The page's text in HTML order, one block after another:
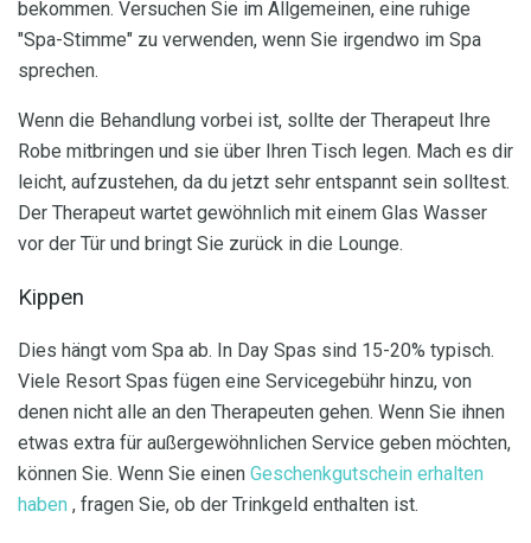
bekommen. Versuchen Sie im Allgemeinen, eine ruhige
"Spa-Stimme" zu verwenden, wenn Sie irgendwo im Spa
sprechen.
Wenn die Behandlung vorbei ist, sollte der Therapeut Ihre
Robe mitbringen und sie über Ihren Tisch legen. Mach es dir
leicht, aufzustehen, da du jetzt sehr entspannt sein solltest.
Der Therapeut wartet gewöhnlich mit einem Glas Wasser
vor der Tür und bringt Sie zurück in die Lounge.
Kippen
Dies hängt vom Spa ab. In Day Spas sind 15-20% typisch.
Viele Resort Spas fügen eine Servicegebühr hinzu, von
denen nicht alle an den Therapeuten gehen. Wenn Sie ihnen
etwas extra für außergewöhnlichen Service geben möchten,
können Sie. Wenn Sie einen Geschenkgutschein erhalten
haben , fragen Sie, ob der Trinkgeld enthalten ist.